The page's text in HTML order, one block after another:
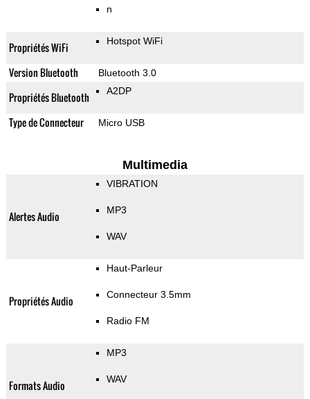
n
Propriétés WiFi Hotspot WiFi
Version Bluetooth Bluetooth 3.0
Propriétés Bluetooth A2DP
Type de Connecteur Micro USB
Multimedia
Alertes Audio
VIBRATION
MP3
WAV
Propriétés Audio
Haut-Parleur
Connecteur 3.5mm
Radio FM
Formats Audio
MP3
WAV